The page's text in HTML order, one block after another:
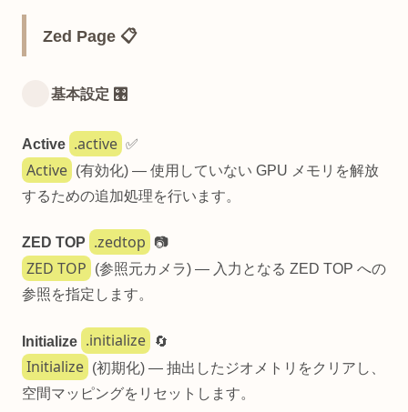
Zed Page 📋
基本設定 🎛️
Active .active ✅
Active
(有効化) — 使用していない GPU メモリを解放
するための追加処理を行います。
ZED TOP .zedtop 📷
ZED TOP
(参照元カメラ) — 入力となる ZED TOP への
参照を指定します。
Initialize .initialize 🔄
Initialize
(初期化) — 抽出したジオメトリをクリアし、
空間マッピングをリセットします。